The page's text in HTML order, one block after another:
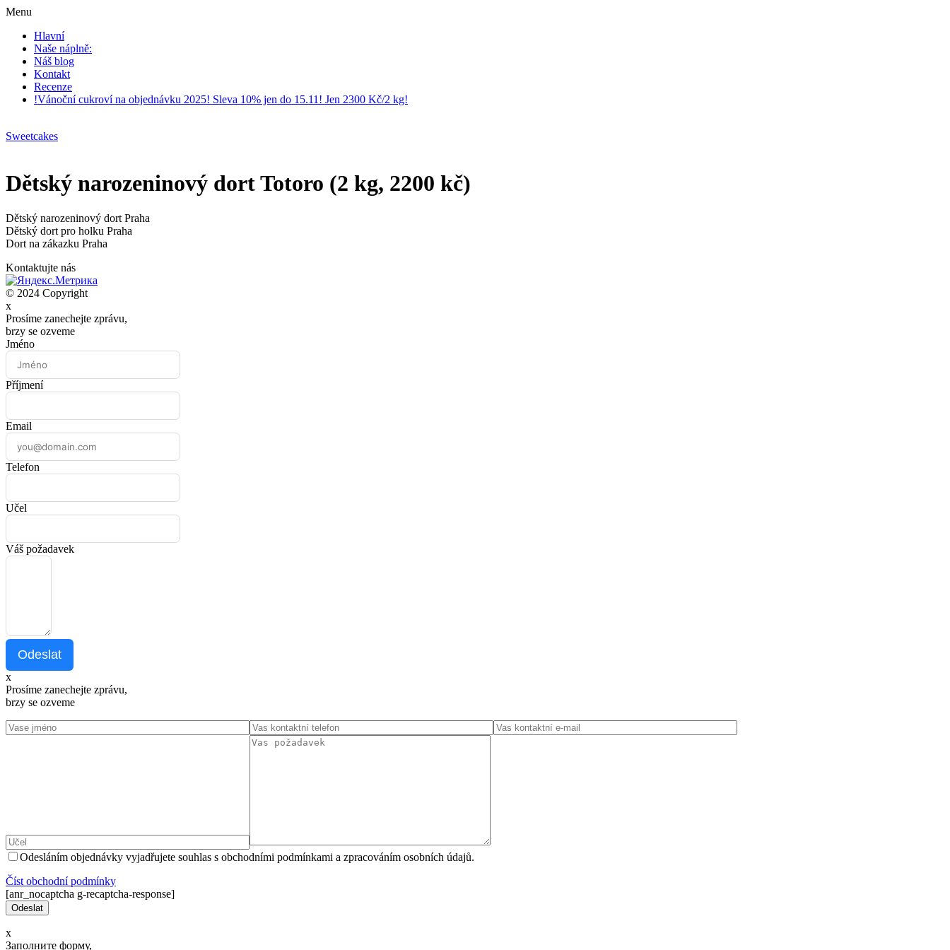
Menu
Hlavní
Naše náplně:
Náš blog
Kontakt
Recenze
!Vánoční cukroví na objednávku 2025! Sleva 10% jen do 15.11! Jen 2300 Kč/2 kg!
Sweetcakes
Dětský narozeninový dort Totoro (2 kg, 2200 kč)
Dětský narozeninový dort Praha
Dětský dort pro holku Praha
Dort na zákazku Praha
Kontaktujte nás
© 2024 Copyright
x
Prosíme zanechejte zprávu,
brzy se ozveme
Jméno
Příjmení
Email
Telefon
Učel
Váš požadavek
Odeslat
x
Prosíme zanechejte zprávu,
brzy se ozveme
Odesláním objednávky vyjadřujete souhlas s obchodními podmínkami a zpracováním osobních údajů.
Číst оbchodní podmínky
[anr_nocaptcha g-recaptcha-response]
x
Заполните форму,